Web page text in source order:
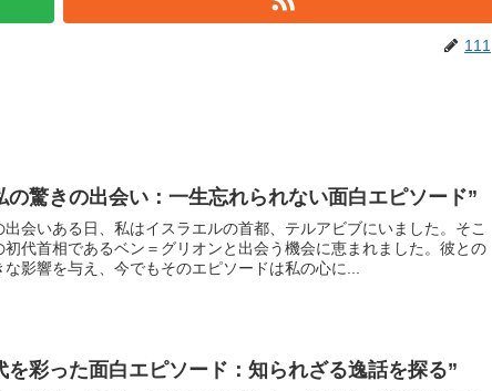
111
の驚きの出会い：一生忘れられない面白エピソード”
会いある日、私はイスラエルの首都、テルアビブにいました。そこ
代首相であるベン＝グリオンと出会う機会に恵まれました。彼との
影響を与え、今でもそのエピソードは私の心に...
を彩った面白エピソード：知られざる逸話を探る”